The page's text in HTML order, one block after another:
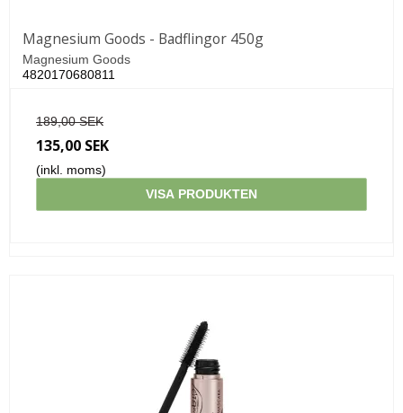
Magnesium Goods - Badflingor 450g
Magnesium Goods
4820170680811
189,00 SEK
135,00 SEK
(inkl. moms)
VISA PRODUKTEN